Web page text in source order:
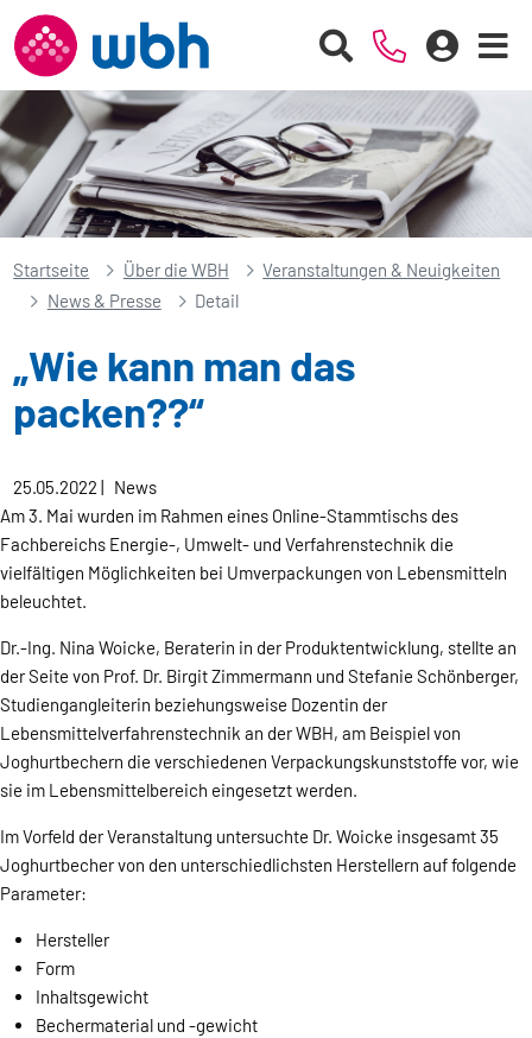
Startseite Über die WBH
Veranstaltungen & Neuigkeiten
News & Presse
Detail
„Wie kann man das
packen??“
25.05.2022| News
Am 3. Mai wurden im Rahmen eines Online-Stammtischs des
Fachbereichs Energie-, Umwelt- und Verfahrenstechnik die
vielfältigen Möglichkeiten bei Umverpackungen von Lebensmitteln
beleuchtet.
Dr.-Ing. Nina Woicke, Beraterin in der Produktentwicklung, stellte an
der Seite von Prof. Dr. Birgit Zimmermann und Stefanie Schönberger,
Studiengangleiterin beziehungsweise Dozentin der
Lebensmittelverfahrenstechnik an der WBH, am Beispiel von
Joghurtbechern die verschiedenen Verpackungskunststoffe vor, wie
sie im Lebensmittelbereich eingesetzt werden.
Im Vorfeld der Veranstaltung untersuchte Dr. Woicke insgesamt 35
Joghurtbecher von den unterschiedlichsten Herstellern auf folgende
Parameter:
Hersteller
Form
Inhaltsgewicht
Bechermaterial und -gewicht